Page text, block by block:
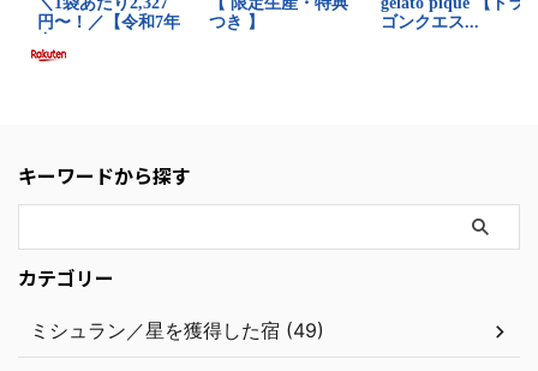
キーワードから探す
カテゴリー
ミシュラン／星を獲得した宿 (49)